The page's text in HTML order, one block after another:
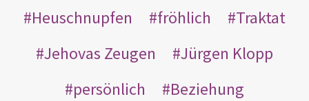
Heuschnupfen fröhlich
Traktat
Jehovas Zeugen
Jürgen Klopp
persönlich
Beziehung